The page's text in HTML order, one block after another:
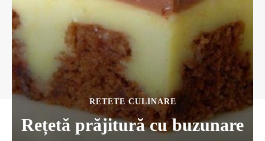
RETETE CULINARE
Rețetă prăjitură cu buzunare